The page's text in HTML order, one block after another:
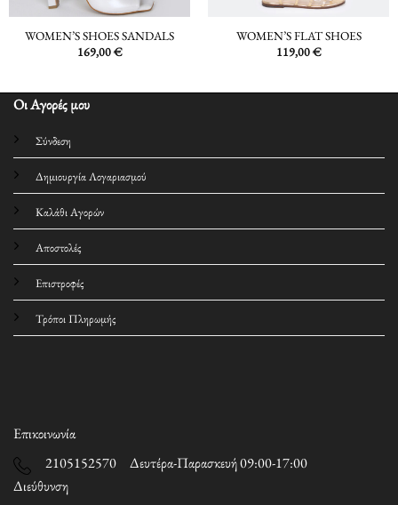
WOMEN’S SHOES SANDALS
169,00€
WOMEN’S FLAT SHOES
119,00€
Οι Αγορές μου
Σύνδεση
Δημιουργία Λογαριασμού
Καλάθι Αγορών
Αποστολές
Επιστροφές
Τρόποι Πληρωμής
Επικοινωνία
2105152570 Δευτέρα-Παρασκευή 09:00-17:00
Διεύθυνση